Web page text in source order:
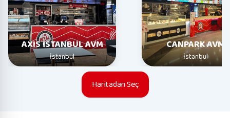
AXIS İSTANBUL AVM
İstanbul
CANPARK AVM
İstanbul
Haritadan Seç